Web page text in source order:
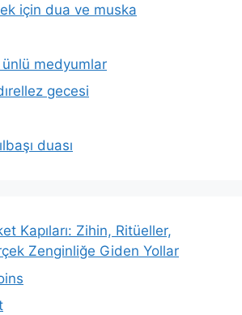
için dua ve muska
medyumlar
gecesi
duası
Kapıları: Zihin, Ritüeller,
Zenginliğe Giden Yollar